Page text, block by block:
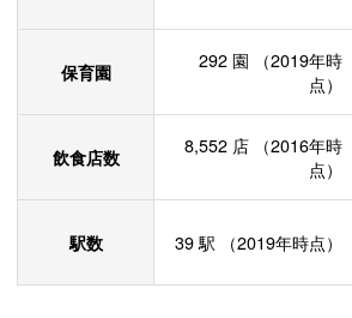
保育園 292 園
（2019年時
点）
飲食店数 8,552 店
（2016年時
点）
駅数 39 駅 （2019年時点）